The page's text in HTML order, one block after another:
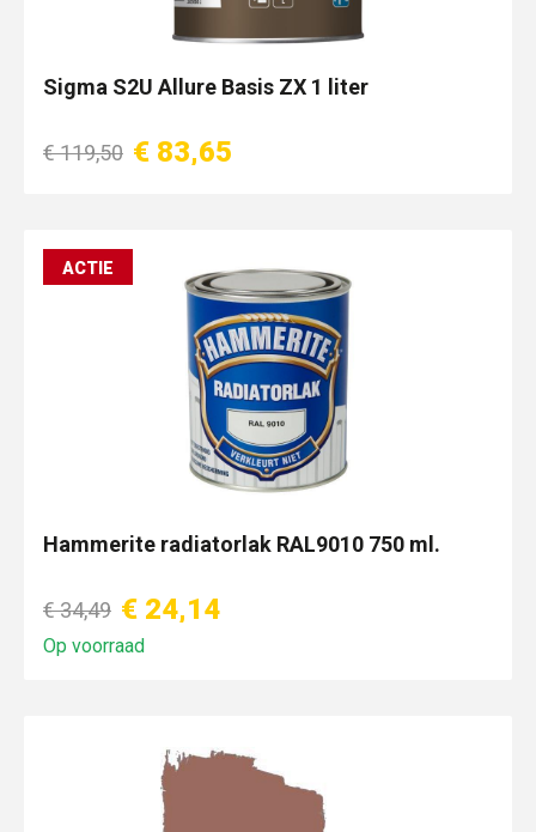
Sigma S2U Allure Basis ZX 1 liter
€ 119,50 € 83,65
ACTIE
Hammerite radiatorlak RAL9010 750 ml.
€ 34,49 € 24,14
Op voorraad